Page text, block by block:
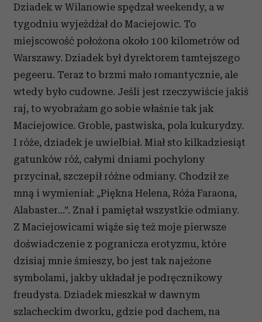
Dziadek w Wilanowie spędzał weekendy, a w
tygodniu wyjeżdżał do Maciejowic. To
miejscowość położona około 100 kilometrów od
Warszawy. Dziadek był dyrektorem tamtejszego
pegeeru. Teraz to brzmi mało romantycznie, ale
wtedy było cudowne. Jeśli jest rzeczywiście jakiś
raj, to wyobrażam go sobie właśnie tak jak
Maciejowice. Groble, pastwiska, pola kukurydzy.
I róże, dziadek je uwielbiał. Miał sto kilkadziesiąt
gatunków róż, całymi dniami pochylony
przycinał, szczepił różne odmiany. Chodził ze
mną i wymieniał: „Piękna Helena, Róża Faraona,
Alabaster…”. Znał i pamiętał wszystkie odmiany.
Z Maciejowicami wiąże się też moje pierwsze
doświadczenie z pogranicza erotyzmu, które
dzisiaj mnie śmieszy, bo jest tak najeżone
symbolami, jakby układał je podręcznikowy
freudysta. Dziadek mieszkał w dawnym
szlacheckim dworku, gdzie pod dachem, na